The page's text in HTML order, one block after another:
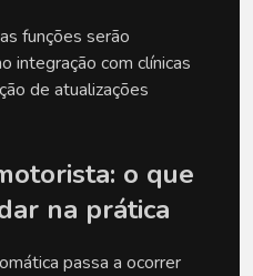
funções serão
integração com clínicas
de atualizações
o que
na prática
passa a ocorrer